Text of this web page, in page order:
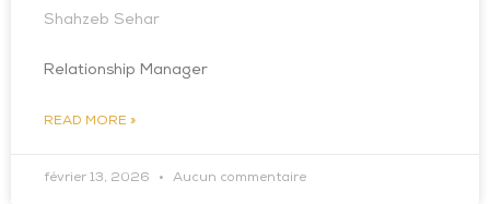
Shahzeb Sehar
Relationship Manager
READ MORE »
février 13, 2026 Aucun commentaire